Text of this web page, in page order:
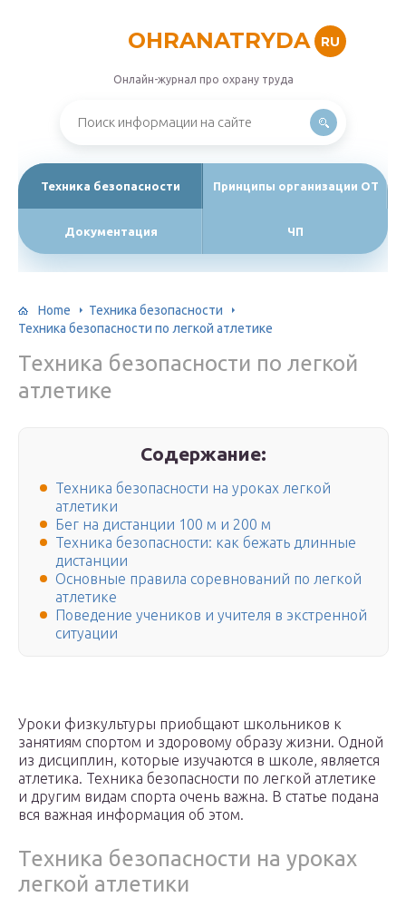
OHRANATRYDA RU
Онлайн-журнал про охрану труда
Техника безопасности Принципы организации ОТ
Документация ЧП
Home
Техника безопасности
Техника безопасности по легкой атлетике
Техника безопасности по легкой
атлетике
Содержание:
Техника безопасности на уроках легкой
атлетики
Бег на дистанции 100 м и 200 м
Техника безопасности: как бежать длинные
дистанции
Основные правила соревнований по легкой
атлетике
Поведение учеников и учителя в экстренной
ситуации
Уроки физкультуры приобщают школьников к
занятиям спортом и здоровому образу жизни. Одной
из дисциплин, которые изучаются в школе, является
атлетика. Техника безопасности по легкой атлетике
и другим видам спорта очень важна. В статье подана
вся важная информация об этом.
Техника безопасности на уроках
легкой атлетики